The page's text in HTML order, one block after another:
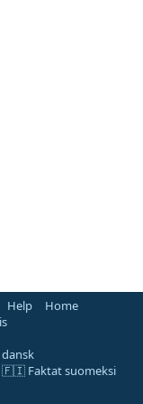
Help
Home
🇫🇮 Faktat suomeksi